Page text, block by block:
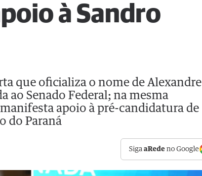
à Sandro
que oficializa o nome de Alexandre
ao Senado Federal; na mesma
apoio à pré-candidatura de
do Paraná
SigaaRede no Google